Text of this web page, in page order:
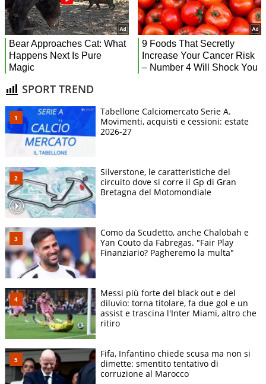
SPORT TREND
Tabellone Calciomercato Serie A.
Movimenti, acquisti e cessioni: estate
2026-27
Silverstone, le caratteristiche del
circuito dove si corre il Gp di Gran
Bretagna del Motomondiale
Como da Scudetto, anche Chalobah e
Yan Couto da Fabregas. "Fair Play
Finanziario? Pagheremo la multa"
Messi più forte del black out e del
diluvio: torna titolare, fa due gol e un
assist e trascina l'Inter Miami, altro che
ritiro
Fifa, Infantino chiede scusa ma non si
dimette: smentito tentativo di
corruzione al Marocco